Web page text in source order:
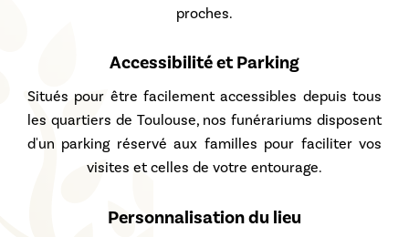
proches.
Accessibilité et Parking
Situés pour être facilement accessibles depuis tous
les quartiers de Toulouse, nos funérariums disposent
d'un parking réservé aux familles pour faciliter vos
visites et celles de votre entourage.
Personnalisation du lieu